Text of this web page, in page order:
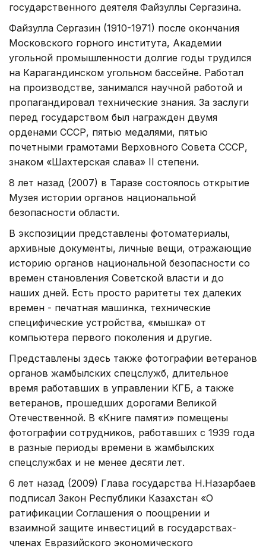
государственного деятеля Файзуллы Сергазина.
Файзулла Сергазин (1910-1971) после окончания
Московского горного института, Академии
угольной промышленности долгие годы трудился
на Карагандинском угольном бассейне. Работал
на производстве, занимался научной работой и
пропагандировал технические знания. За заслуги
перед государством был награжден двумя
орденами СССР, пятью медалями, пятью
почетными грамотами Верховного Совета СССР,
знаком «Шахтерская слава» II степени.
8 лет назад (2007) в Таразе состоялось открытие
Музея истории органов национальной
безопасности области.
В экспозиции представлены фотоматериалы,
архивные документы, личные вещи, отражающие
историю органов национальной безопасности со
времен становления Советской власти и до
наших дней. Есть просто раритеты тех далеких
времен - печатная машинка, технические
специфические устройства, «мышка» от
компьютера первого поколения и другие.
Представлены здесь также фотографии ветеранов
органов жамбылских спецслужб, длительное
время работавших в управлении КГБ, а также
ветеранов, прошедших дорогами Великой
Отечественной. В «Книге памяти» помещены
фотографии сотрудников, работавших с 1939 года
в разные периоды времени в жамбылских
спецслужбах и не менее десяти лет.
6 лет назад (2009) Глава государства Н.Назарбаев
подписал Закон Республики Казахстан «О
ратификации Соглашения о поощрении и
взаимной защите инвестиций в государствах-
членах Евразийского экономического